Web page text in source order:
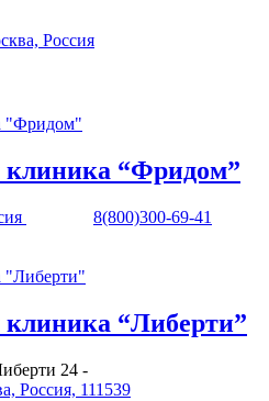
Россия
клиника “Фридом”
8(800)300-69-41
“Либерти”
24 -
Россия, 111539